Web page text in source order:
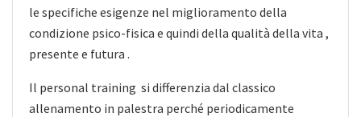
le specifiche esigenze nel miglioramento della
condizione psico-fisica e quindi della qualità della vita ,
presente e futura .
Il personal training si differenzia dal classico
allenamento in palestra perché periodicamente